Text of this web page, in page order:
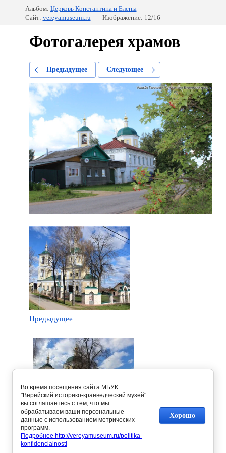
Альбом: Церковь Константина и Елены
Сайт: vereyamuseum.ru Изображение: 12/16
Фотогалерея храмов
Предыдущее Следующее
Предыдущее
Во время посещения сайта МБУК
"Верейский историко-краеведческий музей"
вы соглашаетесь с тем, что мы
обрабатываем ваши персональные
данные с использованием метрических
программ.
Подробнее http://vereyamuseum.ru/politika-
konfidencialnosti
Хорошо